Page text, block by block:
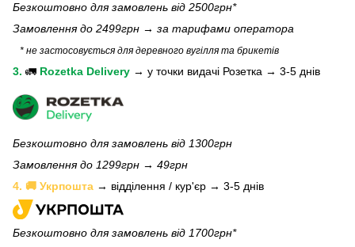
Безкоштовно для замовлень від 2500грн*
Замовлення до 2499грн → за тарифами оператора
* не застосовується для деревного вугілля та брикетів
3. 🚛 Rozetka Delivery → у точки видачі Розетка → 3-5 днів
Безкоштовно для замовлень від 1300грн
Замовлення до 1299грн → 49грн
4. 🚚 Укрпошта → відділення / кур'єр → 3-5 днів
Безкоштовно для замовлень від 1700грн*